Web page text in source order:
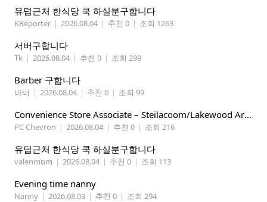
유덥근처 한식당 쿡 하실분구합니다
KReporter | 2026.08.04 | 추천 0 | 조회 1263
서버구합니다
Tk | 2026.08.04 | 추천 0 | 조회 299
Barber 구합니다
바버 | 2026.08.04 | 추천 0 | 조회 99
Convenience Store Associate – Steilacoom/Lakewood Area, $19 -$21/hr
PC Chevron | 2026.08.04 | 추천 0 | 조회 216
유덥근처 한식당 쿡 하실분구합니다
valenmom | 2026.08.04 | 추천 0 | 조회 113
Evening time nanny
Nanny | 2026.08.03 | 추천 0 | 조회 294